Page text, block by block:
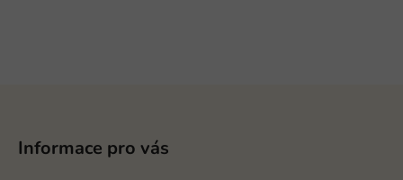
Informace pro vás